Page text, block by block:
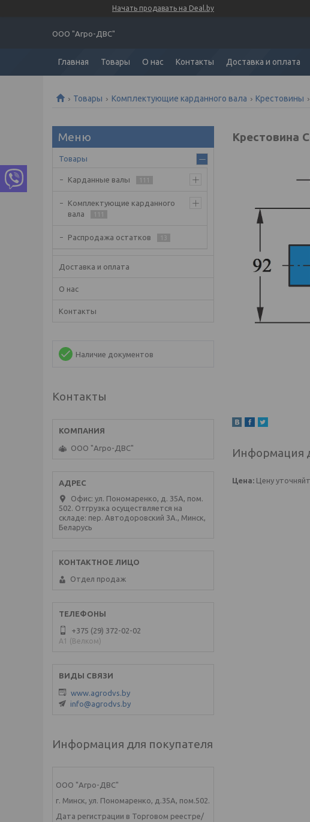
Начать продавать на Deal.by
ООО "Агро-ДВС"
Главная Товары О нас Контакты Доставка и оплата
Товары Комплектующие карданного вала Крестовины
Крестовина
Информация
Цена: Цену
Товары
Карданные валы
Комплектующие карданного
вала
Распродажа остатков 13
Доставка и оплата
О нас
Контакты
Наличие документов
Контакты
ООО "Агро-ДВС"
Офис: ул. Пономаренко, д. 35А, пом.
502. Отгрузка осуществляется на
складе: пер. Автодоровский 3А., Минск,
Беларусь
Отдел продаж
+375 (29) 372-02-02
A1 (Велком)
www.agrodvs.by
info@agrodvs.by
Информация для покупателя
ООО "Агро-ДВС"
г. Минск, ул. Пономаренко, д.35А, пом.502.
Дата регистрации в Торговом реестре/